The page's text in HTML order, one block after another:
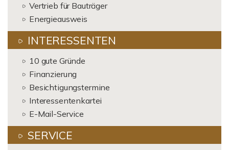
Vertrieb für Bauträger
Energieausweis
INTERESSENTEN
10 gute Gründe
Finanzierung
Besichtigungstermine
Interessentenkartei
E-Mail-Service
SERVICE